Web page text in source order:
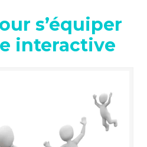
s’équiper
interactive